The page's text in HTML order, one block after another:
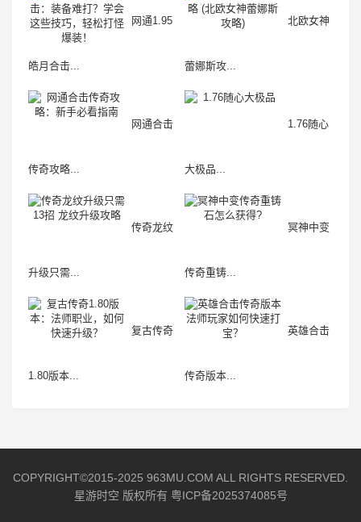
网通1.95
皓月合击...
北欧女神
蕾娜斯攻...
网通合击
传奇攻略...
1.76随心
大极品...
传奇龙纹
升级只需...
冥神中变
传奇重铸...
复古传奇
1.80版本...
英雄合击
传奇版本...
COPYRIGHT©2015-2025 963MU.COM ALL RIGHTS RESERVED.
星游时空 版权所有 粤ICP备2025374085号